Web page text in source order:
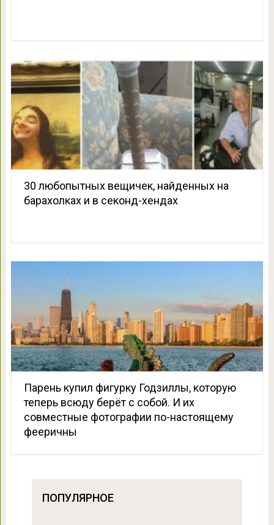
30 любопытных вещичек, найденных на
барахолках и в секонд-хендах
Парень купил фигурку Годзиллы, которую
теперь всюду берёт с собой. И их
совместные фотографии по-настоящему
фееричны
ПОПУЛЯРНОЕ